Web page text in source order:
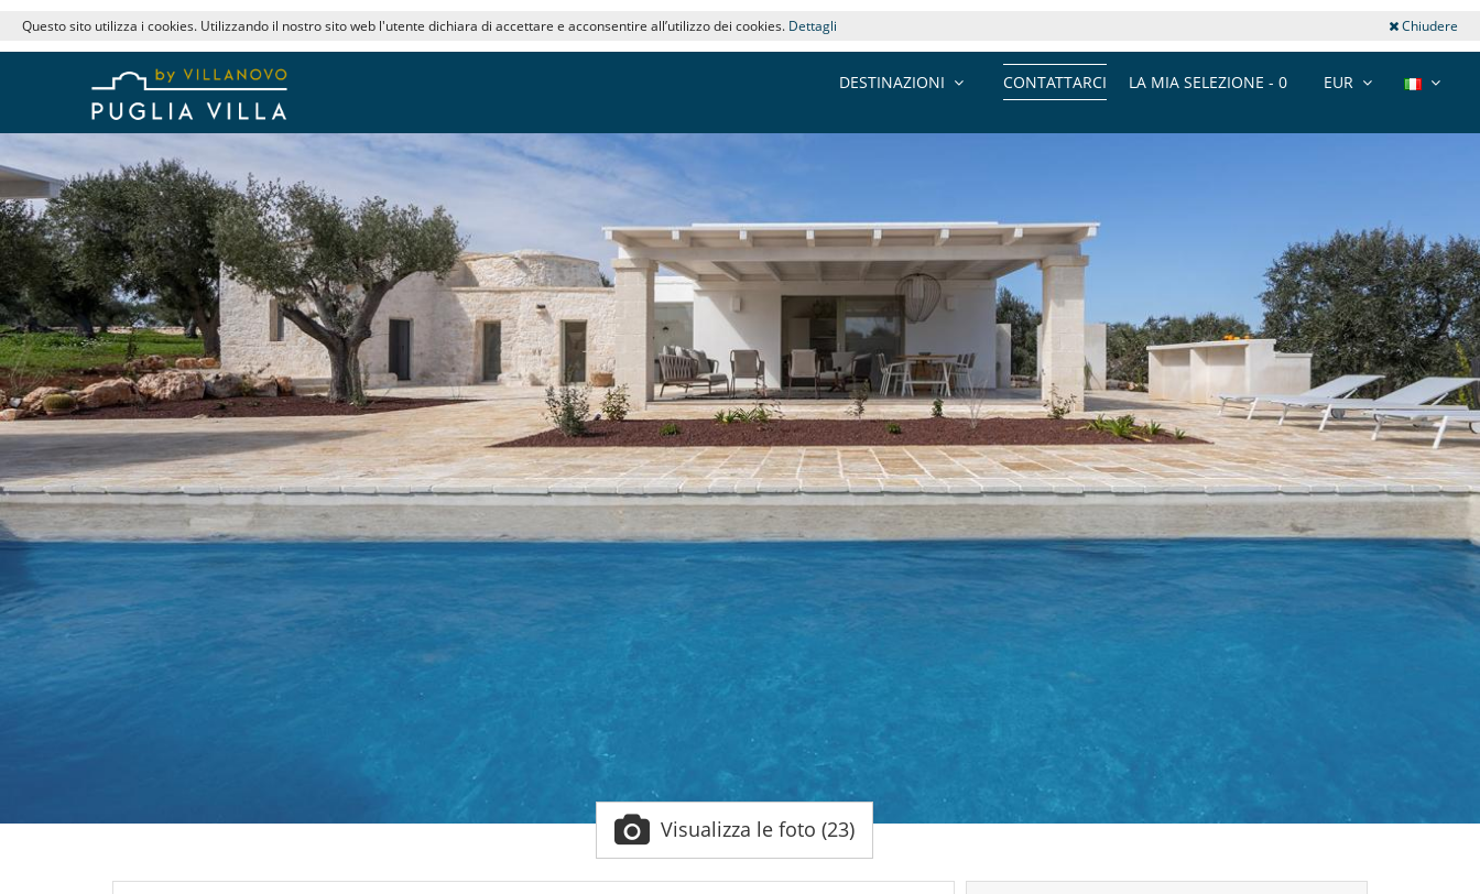
Questo sito utilizza i cookies. Utilizzando il nostro sito web l'utente dichiara di accettare e acconsentire all’utilizzo dei cookies. Dettagli Chiudere
EUR
LA MIA SELEZIONE - 0
CONTATTARCI
DESTINAZIONI
Visualizza le foto (23)